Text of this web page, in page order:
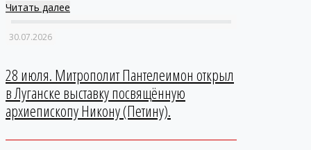
Читать далее
30.07.2026
28 июля. Митрополит Пантелеимон открыл
в Луганске выставку посвящённую
архиепископу Никону (Петину).